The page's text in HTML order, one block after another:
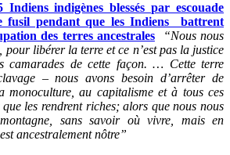
indigènes blessés par escouade
fusil pendant que les Indiens battrent
des terres ancestrales
“Nous nous
pour libérer la terre et ce n’est pas la justice
camarades de cette façon. … Cette terre
– nous avons besoin d’arrêter de
au capitalisme et à tous ces
les rendrent riches; alors que nous nous
sans savoir où vivre, mais en
ancestralement nôtre”